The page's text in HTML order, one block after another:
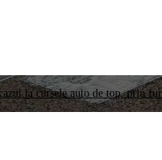
la cursele auto de top, prin